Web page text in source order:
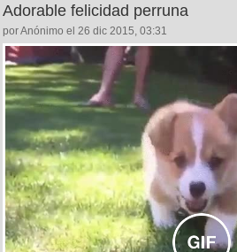
Adorable felicidad perruna
por Anónimo el 26 dic 2015, 03:31